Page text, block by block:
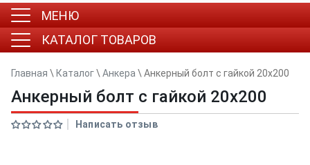
МЕНЮ
КАТАЛОГ ТОВАРОВ
Главная \ Каталог\ Анкера \ Анкерный болт с гайкой 20x200
Анкерный болт с гайкой 20x200
Написать отзыв